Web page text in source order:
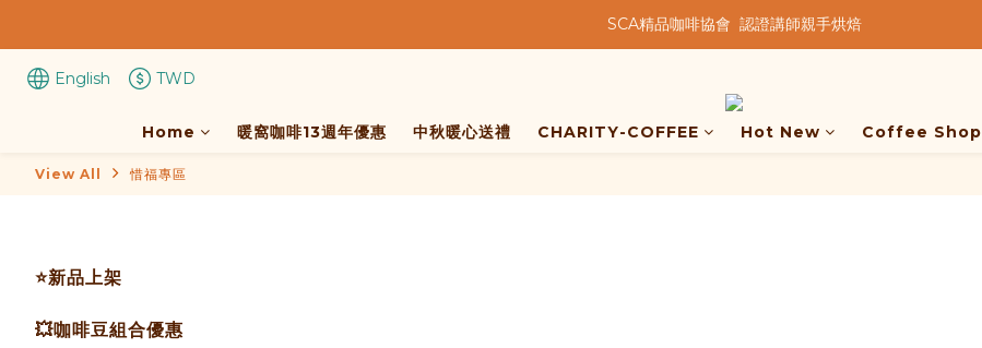
★★歡迎來到暖窩咖啡★★
SCA精品咖啡協會  認證講師親手烘焙
English TWD
Home 暖窩咖啡13週年優惠 中秋暖心送禮 CHARITY-COFFEE Hot New Coffee Shop
View All 惜福專區
⭐️新品上架
💥咖啡豆組合優惠